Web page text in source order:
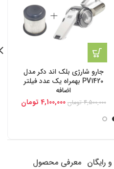
جارو شارژی بلک اند دکر مدل
PV1420 بهمراه یک عدد فیلتر
اضافه
4,500,000 تومان 4,100,000 تومان
رایگان معرفی محصول